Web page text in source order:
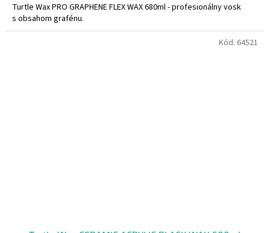
z
5
hviezdičiek.
Turtle Wax PRO GRAPHENE FLEX WAX 680ml - profesionálny vosk
s obsahom grafénu.
Kód: 64521